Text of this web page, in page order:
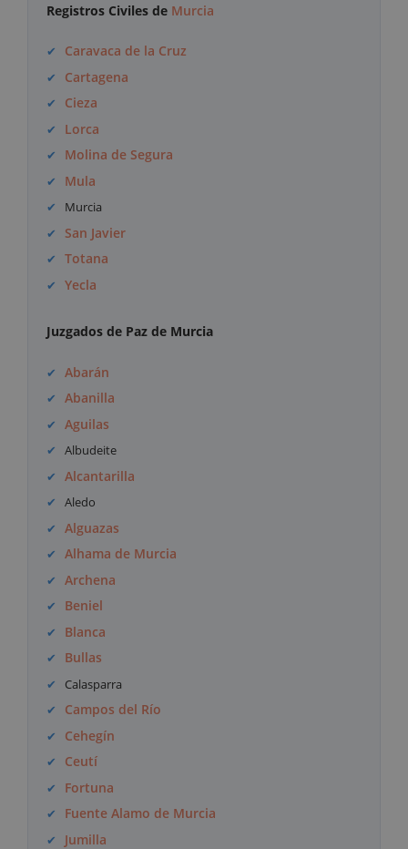
Registros Civiles de Murcia
Caravaca de la Cruz
Cartagena
Cieza
Lorca
Molina de Segura
Mula
Murcia
San Javier
Totana
Yecla
Juzgados de Paz de Murcia
Abarán
Abanilla
Aguilas
Albudeite
Alcantarilla
Aledo
Alguazas
Alhama de Murcia
Archena
Beniel
Blanca
Bullas
Calasparra
Campos del Río
Cehegín
Ceutí
Fortuna
Fuente Alamo de Murcia
Jumilla